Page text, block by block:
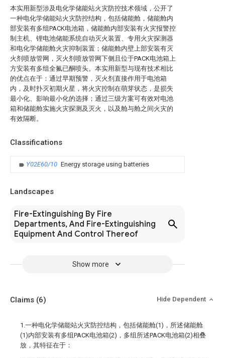
本实用新型涉及电化学储能站火灾防控技术领域，公开了
一种电化学储能站火灾防控结构，包括储能舱，储能舱内
部安装有多组PACK电池箱，储能舱内部安装有火灾报警控
制主机、锂电池储能系统自动灭火装置、专用火灾探测器
和电化学储能舱火灾抑制装置；储能舱内壁上部安装有灭
火剂喷放管网，灭火剂喷放管网下侧且位于PACK电池箱上
方安装有多组全氟已酮喷头。本实用新型与现有技术相比
的优点在于：通过早期预警，灭火剂直接作用于电池箱
内，及时扑灭初期火星，将火灾控制在萌芽状态，是损失
最小化、影响最小化的选择；通过三级方案可有效对电池
箱和储能舱实施火灾探测及灭火，以及舱与舱之间火灾的
有效隔断。
Classifications
Y02E60/10 Energy storage using batteries
Landscapes
Fire-Extinguishing By Fire
Departments, And Fire-Extinguishing
Equipment And Control Thereof
Show more
Claims (6) Hide Dependent
1.一种电化学储能站火灾防控结构，包括储能舱(1)，所述储能舱
(1)内部安装有多组PACK电池箱(2)，多组所述PACK电池箱(2)相叠
放，其特征在于：